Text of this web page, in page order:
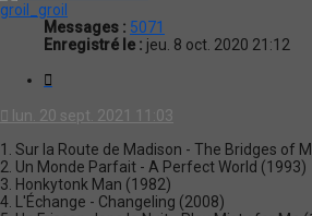
groil_groil
Messages : 5071
Enregistré le : jeu. 8 oct. 2020 21:12
lun. 20 sept. 2021 11:03
1. Sur la Route de Madison - The Bridges of
2. Un Monde Parfait - A Perfect World (1993)
3. Honkytonk Man (1982)
4. L'Échange - Changeling (2008)